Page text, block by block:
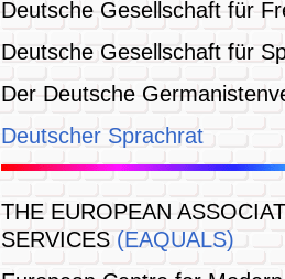
Deutsche Gesellschaft für
Deutsche Gesellschaft für
Der Deutsche
Deutscher Sprachrat
THE EUROPEAN
SERVICES (EAQUALS)